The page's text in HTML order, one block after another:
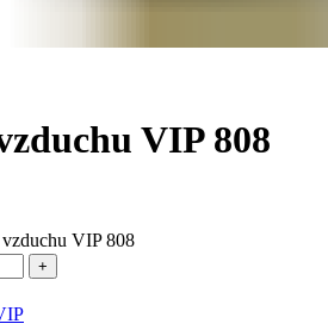
VIP 808
VIP 808